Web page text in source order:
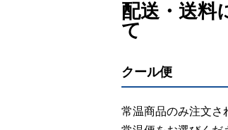
配送・送料
て
クール便
常温商品のみ注文さ